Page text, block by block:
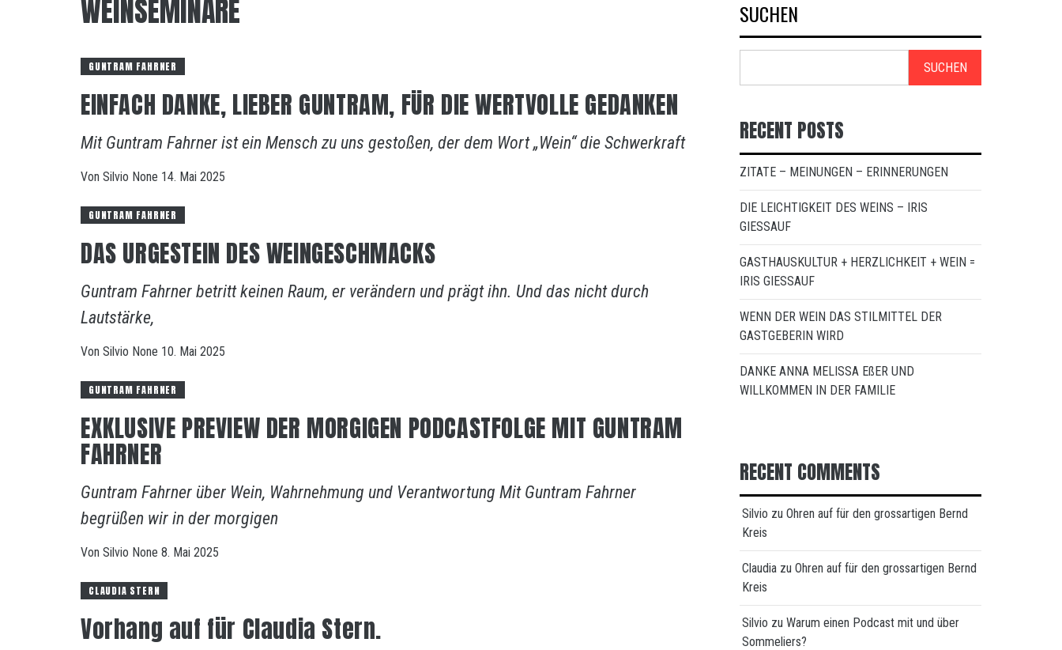
WEINSEMINARE
GUNTRAM FAHRNER
EINFACH DANKE, LIEBER GUNTRAM, FÜR DIE WERTVOLLE GEDANKEN
Mit Guntram Fahrner ist ein Mensch zu uns gestoßen, der dem Wort „Wein“ die Schwerkraft
Von Silvio None 14. Mai 2025
GUNTRAM FAHRNER
DAS URGESTEIN DES WEINGESCHMACKS
Guntram Fahrner betritt keinen Raum, er verändern und prägt ihn. Und das nicht durch
Lautstärke,
Von Silvio None 10. Mai 2025
GUNTRAM FAHRNER
EXKLUSIVE PREVIEW DER MORGIGEN PODCASTFOLGE MIT GUNTRAM
FAHRNER
Guntram Fahrner über Wein, Wahrnehmung und Verantwortung Mit Guntram Fahrner
begrüßen wir in der morgigen
Von Silvio None 8. Mai 2025
CLAUDIA STERN
Vorhang auf für Claudia Stern.
SUCHEN
SUCHEN
RECENT POSTS
ZITATE – MEINUNGEN – ERINNERUNGEN
DIE LEICHTIGKEIT DES WEINS – IRIS
GIESSAUF
GASTHAUSKULTUR + HERZLICHKEIT + WEIN =
IRIS GIESSAUF
WENN DER WEIN DAS STILMITTEL DER
GASTGEBERIN WIRD
DANKE ANNA MELISSA EßER UND
WILLKOMMEN IN DER FAMILIE
RECENT COMMENTS
Silvio zu Ohren auf für den grossartigen Bernd
Kreis
Claudia zu Ohren auf für den grossartigen Bernd
Kreis
Silvio zu Warum einen Podcast mit und über
Sommeliers?